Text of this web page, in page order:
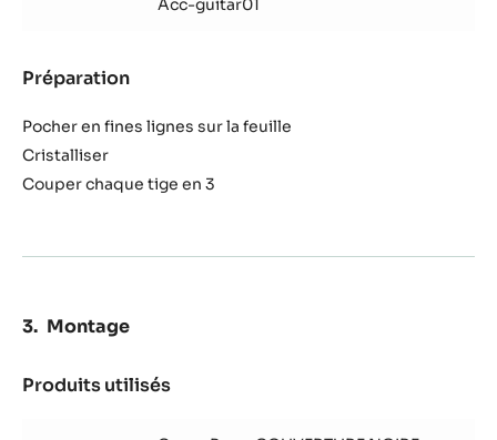
Acc-guitar01
Préparation
Pocher en fines lignes sur la feuille
Cristalliser
Couper chaque tige en 3
Montage
Produits utilisés